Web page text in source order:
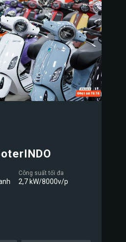
Công suất tối đa
2,7 kW/8000v/p